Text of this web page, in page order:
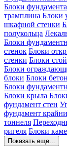
Блоки фундамента
трамплина Блоки
шкафной стенки
полукольца
Блоки
стенок Блоки
стенки Блоки
Блоки
блоки Блоки
Блоки
Блоки крыла
фундамент стен
фундамент
тоннеля
ригеля Блоки
Показать еще...